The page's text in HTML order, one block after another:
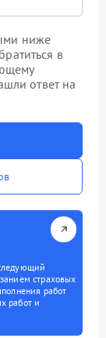
ниже
в
ответ на
страховых
работ
работ и